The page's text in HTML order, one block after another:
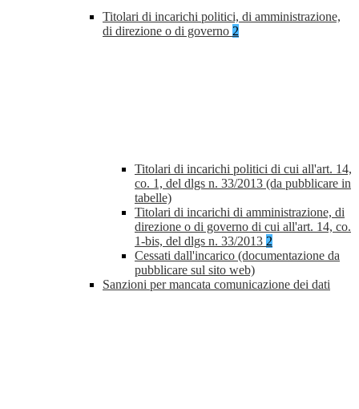
Titolari di incarichi politici, di amministrazione,
di direzione o di governo 2
Titolari di incarichi politici di cui all'art. 14,
co. 1, del dlgs n. 33/2013 (da pubblicare in
tabelle)
Titolari di incarichi di amministrazione, di
direzione o di governo di cui all'art. 14, co.
1-bis, del dlgs n. 33/2013 2
Cessati dall'incarico (documentazione da
pubblicare sul sito web)
Sanzioni per mancata comunicazione dei dati